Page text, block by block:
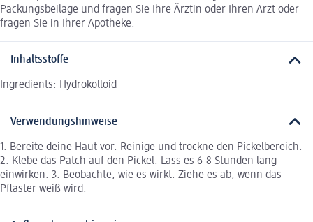
Packungsbeilage und fragen Sie Ihre Ärztin oder Ihren Arzt oder
fragen Sie in Ihrer Apotheke.
Inhaltsstoffe
Ingredients: Hydrokolloid
Verwendungshinweise
1. Bereite deine Haut vor. Reinige und trockne den Pickelbereich.
2. Klebe das Patch auf den Pickel. Lass es 6-8 Stunden lang
einwirken. 3. Beobachte, wie es wirkt. Ziehe es ab, wenn das
Pflaster weiß wird.